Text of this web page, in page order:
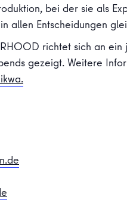
bei der sie als
allen Entscheidungen
richtet sich an
gezeigt. Weitere